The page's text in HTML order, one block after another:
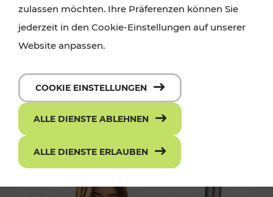
zulassen möchten. Ihre Präferenzen können Sie
jederzeit in den Cookie-Einstellungen auf unserer
Website anpassen.
COOKIE EINSTELLUNGEN
ALLE DIENSTE ABLEHNEN
ALLE DIENSTE ERLAUBEN